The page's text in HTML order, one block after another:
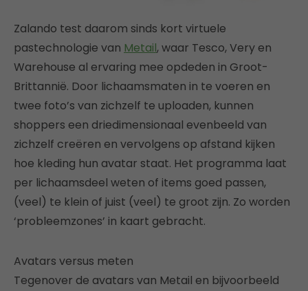
Zalando test daarom sinds kort virtuele
pastechnologie van Metail, waar Tesco, Very en
Warehouse al ervaring mee opdeden in Groot-
Brittannië. Door lichaamsmaten in te voeren en
twee foto’s van zichzelf te uploaden, kunnen
shoppers een driedimensionaal evenbeeld van
zichzelf creëren en vervolgens op afstand kijken
hoe kleding hun avatar staat. Het programma laat
per lichaamsdeel weten of items goed passen,
(veel) te klein of juist (veel) te groot zijn. Zo worden
‘probleemzones’ in kaart gebracht.
Avatars versus meten
Tegenover de avatars van Metail en bijvoorbeeld